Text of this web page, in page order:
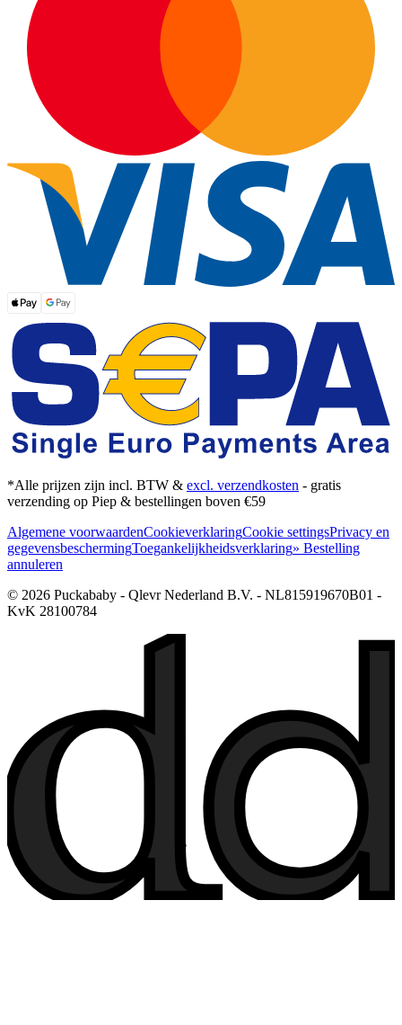
*Alle prijzen zijn incl. BTW & excl. verzendkosten - gratis
verzending op Piep & bestellingen boven €59
Algemene voorwaardenCookieverklaringCookie settingsPrivacy en
gegevensbeschermingToegankelijkheidsverklaring» Bestelling
annuleren
© 2026 Puckababy - Qlevr Nederland B.V. - NL815919670B01 -
KvK 28100784